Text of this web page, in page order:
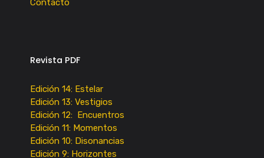
Contacto
Revista PDF
Edición 14: Estelar
Edición 13: Vestigios
Edición 12: Encuentros
Edición 11: Momentos
Edición 10: Disonancias
Edición 9: Horizontes